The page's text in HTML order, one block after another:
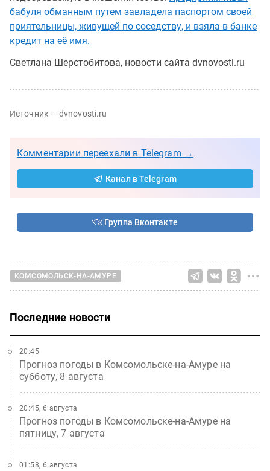
бабуля обманным путем завладела паспортом своей
приятельницы, живущей по соседству, и взяла в банке
кредит на её имя.
Светлана Шерстобитова, новости сайта dvnovosti.ru
Источник — dvnovosti.ru
Комментарии переехали в Telegram →
Канал в Telegram
Группа Вконтакте
КОМСОМОЛЬСК-НА-АМУРЕ
Последние новости
Прогноз погоды в Комсомольске-на-Амуре на
субботу, 8 августа
20:45
Прогноз погоды в Комсомольске-на-Амуре на
пятницу, 7 августа
20:45, 6 августа
01:58, 6 августа